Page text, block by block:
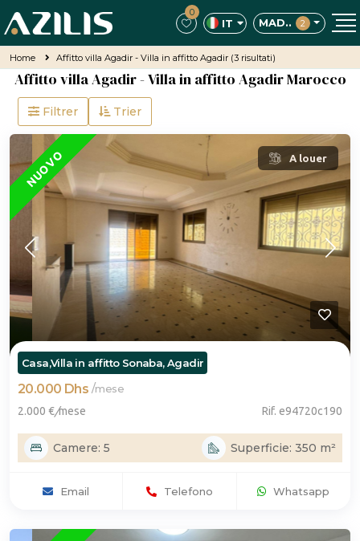
0
IT MAD.. 2
Home Affitto villa Agadir - Villa in affitto Agadir (3 risultati)
Affitto villa Agadir - Villa in affitto Agadir Marocco
Filtrer Trier
IN PRIMO PIANO
NUOVO A louer
Casa,Villa in affitto Sonaba, Agadir
20.000 Dhs /mese
2.000 €/mese Rif. e94720c190
Camere: 5 Superficie: 350 m²
Email Telefono Whatsapp